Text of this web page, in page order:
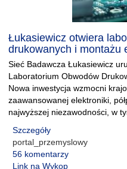
Łukasiewicz otwiera
drukowanych i montażu
Sieć Badawcza Łukasiewicz
Laboratorium Obwodów
Nowa inwestycja wzmocni
zaawansowanej elektroniki,
najwyższej niezawodności, w
Szczegóły
portal_przemyslowy
56 komentarzy
Link na Wykop